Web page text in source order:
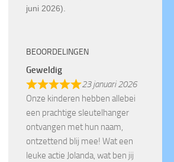
juni 2026).
BEOORDELINGEN
Geweldig
23 januari 2026
Onze kinderen hebben allebei
een prachtige sleutelhanger
ontvangen met hun naam,
ontzettend blij mee! Wat een
leuke actie Jolanda, wat ben jij